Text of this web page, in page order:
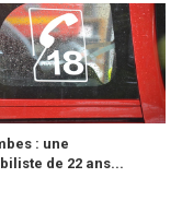
: une
de 22 ans...